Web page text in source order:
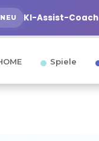
NEU KI-Assist-Coach
Spiele